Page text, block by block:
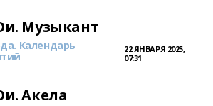
Музыкант
Календарь
22 ЯНВАРЯ 2025,
07:31
Акела